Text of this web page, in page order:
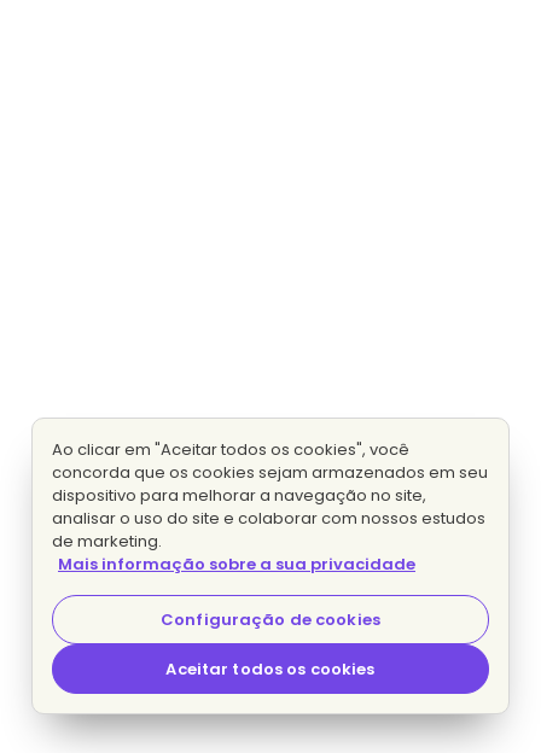
Ao clicar em "Aceitar todos os cookies", você
concorda que os cookies sejam armazenados em seu
dispositivo para melhorar a navegação no site,
analisar o uso do site e colaborar com nossos estudos
de marketing.
Mais informação sobre a sua privacidade
Configuração de cookies
Aceitar todos os cookies